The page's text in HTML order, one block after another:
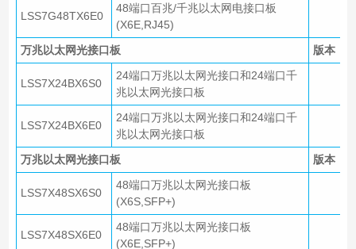
LSS7G48TX6E0
48端口百兆/千兆以太网电接口板
(X6E,RJ45)
万兆以太网光接口板
版本
LSS7X24BX6S0
24端口万兆以太网光接口和24端口千
兆以太网光接口板
LSS7X24BX6E0
24端口万兆以太网光接口和24端口千
兆以太网光接口板
万兆以太网光接口板
版本
LSS7X48SX6S0
48端口万兆以太网光接口板
(X6S,SFP+)
LSS7X48SX6E0
48端口万兆以太网光接口板
(X6E,SFP+)